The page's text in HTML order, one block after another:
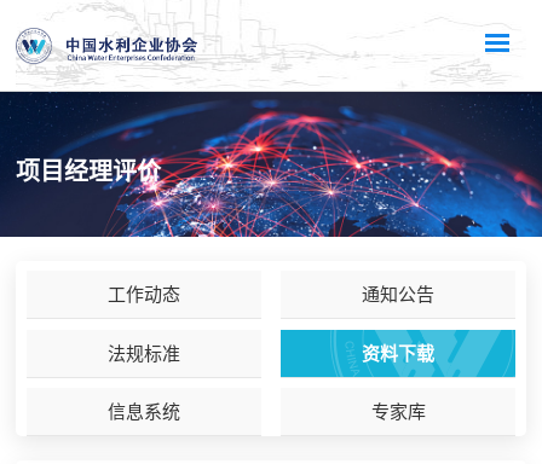
项目经理评价
工作动态 通知公告
法规标准 资料下载
信息系统 专家库